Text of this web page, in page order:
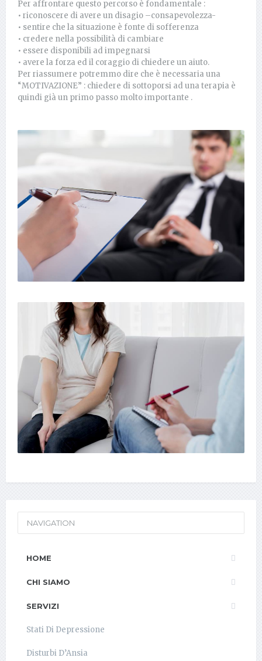
Per affrontare questo percorso è fondamentale :
• riconoscere di avere un disagio –consapevolezza-
• sentire che la situazione è fonte di sofferenza
• credere nella possibilità di cambiare
• essere disponibili ad impegnarsi
• avere la forza ed il coraggio di chiedere un aiuto.
Per riassumere potremmo dire che è necessaria una
“MOTIVAZIONE” : chiedere di sottoporsi ad una terapia è
quindi già un primo passo molto importante .
NAVIGATION
HOME
CHI SIAMO
SERVIZI
Stati Di Depressione
Disturbi D’Ansia